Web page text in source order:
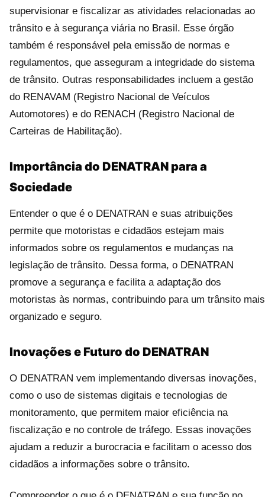
supervisionar e fiscalizar as atividades relacionadas ao
trânsito e à segurança viária no Brasil. Esse órgão
também é responsável pela emissão de normas e
regulamentos, que asseguram a integridade do sistema
de trânsito. Outras responsabilidades incluem a gestão
do RENAVAM (Registro Nacional de Veículos
Automotores) e do RENACH (Registro Nacional de
Carteiras de Habilitação).
Importância do DENATRAN para a
Sociedade
Entender o que é o DENATRAN e suas atribuições
permite que motoristas e cidadãos estejam mais
informados sobre os regulamentos e mudanças na
legislação de trânsito. Dessa forma, o DENATRAN
promove a segurança e facilita a adaptação dos
motoristas às normas, contribuindo para um trânsito mais
organizado e seguro.
Inovações e Futuro do DENATRAN
O DENATRAN vem implementando diversas inovações,
como o uso de sistemas digitais e tecnologias de
monitoramento, que permitem maior eficiência na
fiscalização e no controle de tráfego. Essas inovações
ajudam a reduzir a burocracia e facilitam o acesso dos
cidadãos a informações sobre o trânsito.